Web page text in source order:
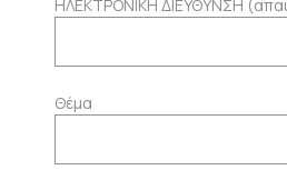
ΗΛΕΚΤΡΟΝΙΚΗ ΔΙΕΥΘΥΝΣΗ
Θέμα